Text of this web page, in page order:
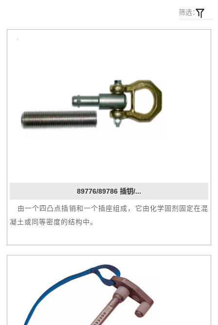
筛选：
89776/89786 插钥/...
 由一个四凸点插销和一个插座组成，它由化学固剂固定在混
凝土或同等密度的结构中。